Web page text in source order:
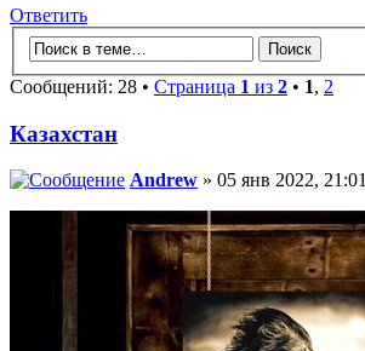
Ответить
Сообщений: 28 • Страница 1 из 2 • 1, 2
Казахстан
Andrew » 05 янв 2022, 21:01